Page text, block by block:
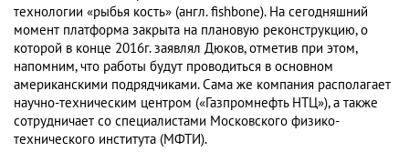
технологии «рыбья кость» (англ. fishbone). На сегодняшний
момент платформа закрыта на плановую реконструкцию, о
которой в конце 2016г. заявлял Дюков, отметив при этом,
напомним, что работы будут проводиться в основном
американскими подрядчиками. Сама же компания располагает
научно-техническим центром («Газпромнефть НТЦ»), а также
сотрудничает со специалистами Московского физико-
технического института (МФТИ).